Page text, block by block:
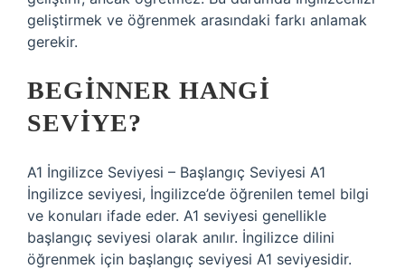
geliştirmek ve öğrenmek arasındaki farkı anlamak
gerekir.
BEGINNER HANGI
SEVIYE?
A1 İngilizce Seviyesi – Başlangıç ​​Seviyesi A1
İngilizce seviyesi, İngilizce’de öğrenilen temel bilgi
ve konuları ifade eder. A1 seviyesi genellikle
başlangıç ​​seviyesi olarak anılır. İngilizce dilini
öğrenmek için başlangıç ​​seviyesi A1 seviyesidir.